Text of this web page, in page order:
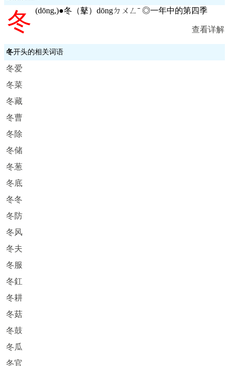
冬 (dōng,)●冬（鼕）dōngㄉㄨㄥˉ ◎一年中的第四季
查看详解
冬开头的相关词语
冬爱
冬菜
冬藏
冬曹
冬除
冬储
冬葱
冬底
冬冬
冬防
冬风
冬夫
冬服
冬釭
冬耕
冬菇
冬鼓
冬瓜
冬官